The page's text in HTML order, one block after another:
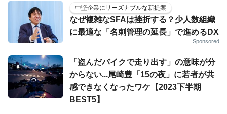
中堅企業にリーズナブルな新提案
なぜ複雑なSFAは挫折する？少人数組織
に最適な「名刺管理の延長」で進めるDX
Sponsored
「盗んだバイクで走り出す」の意味が分
からない...尾崎豊「15の夜」に若者が共
感できなくなったワケ【2023下半期
BEST5】